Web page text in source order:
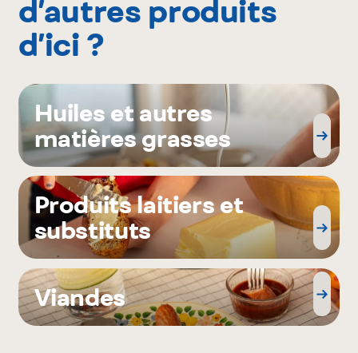
d’autres produits
d’ici ?
Huiles et autres
matières grasses
Produits laitiers et
substituts
Viandes